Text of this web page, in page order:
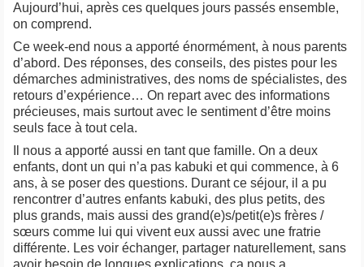
Aujourd’hui, après ces quelques jours passés ensemble,
on comprend.
Ce week-end nous a apporté énormément, à nous parents
d’abord. Des réponses, des conseils, des pistes pour les
démarches administratives, des noms de spécialistes, des
retours d’expérience… On repart avec des informations
précieuses, mais surtout avec le sentiment d’être moins
seuls face à tout cela.
Il nous a apporté aussi en tant que famille. On a deux
enfants, dont un qui n’a pas kabuki et qui commence, à 6
ans, à se poser des questions. Durant ce séjour, il a pu
rencontrer d’autres enfants kabuki, des plus petits, des
plus grands, mais aussi des grand(e)s/petit(e)s frères /
sœurs comme lui qui vivent eux aussi avec une fratrie
différente. Les voir échanger, partager naturellement, sans